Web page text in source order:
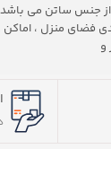
جنس ساتن می باشد
فضای منزل ،
و